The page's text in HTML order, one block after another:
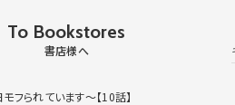
To Bookstores
書店様へ
られています〜【10話】